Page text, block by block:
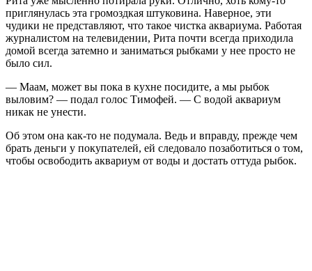
приглянулась эта громоздкая штуковина. Наверное, эти
чудики не представляют, что такое чистка аквариума. Работая
журналистом на телевидении, Рита почти всегда приходила
домой всегда затемно и заниматься рыбками у нее просто не
было сил.
— Маам, может вы пока в кухне посидите, а мы рыбок
выловим? — подал голос Тимофей. — С водой аквариум
никак не унести.
Об этом она как-то не подумала. Ведь и вправду, прежде чем
брать деньги у покупателей, ей следовало позаботиться о том,
чтобы освободить аквариум от воды и достать оттуда рыбок.